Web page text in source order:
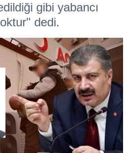
gibi yabancı
dedi.